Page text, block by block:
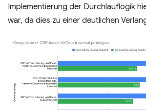
Implementierung der Durchlauflogik
war, da dies zu einer deutlichen